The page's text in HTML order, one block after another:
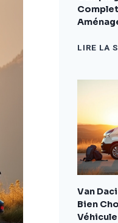
LIRE LA
Van
Bien
Véhicule